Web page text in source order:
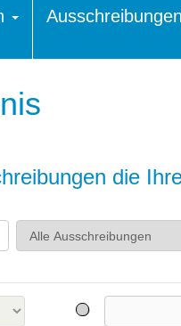
Ausschreibungen
die